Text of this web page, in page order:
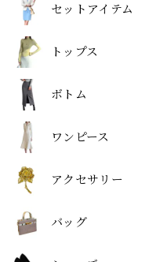
セットアイテム
トップス
ボトム
ワンピース
アクセサリー
バッグ